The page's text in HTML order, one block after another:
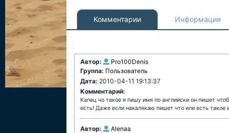
Комментарии Информация
Автор:
Pro100Denis
Группа: Пользователь
Дата: 2010-04-11 19:13:37
Комментарий:
Капец чо такое я пишу имя по английски он пишет
есть! Даже если накалякаю пишет что или есть такое
Автор:
Alenaa